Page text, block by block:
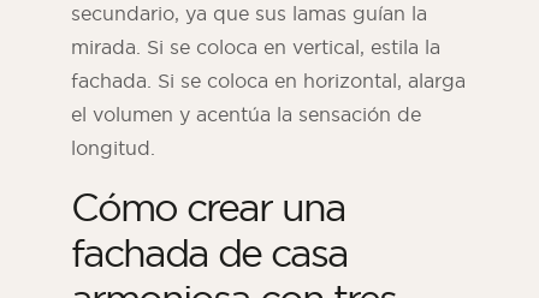
secundario, ya que sus lamas guían la
mirada. Si se coloca en vertical, estila la
fachada. Si se coloca en horizontal, alarga
el volumen y acentúa la sensación de
longitud.
Cómo crear una
fachada de casa